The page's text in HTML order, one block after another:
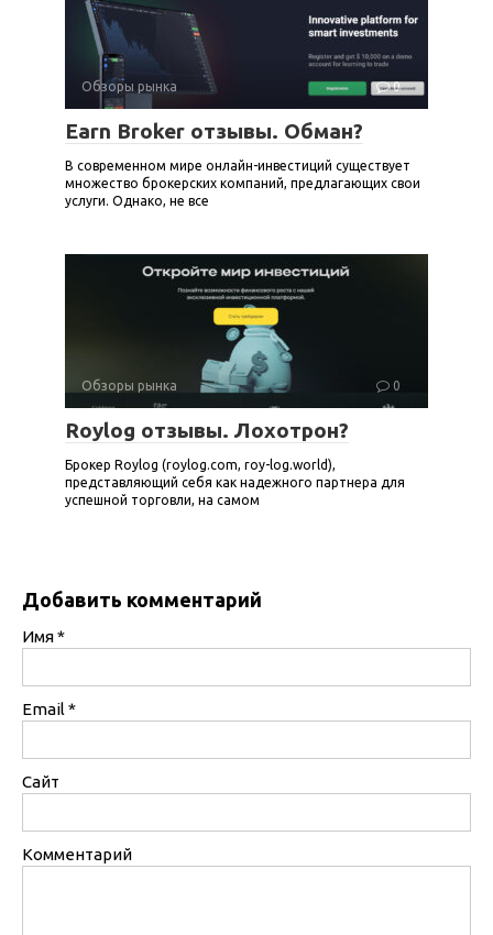
Обзоры рынка 0
Earn Broker отзывы. Обман?
В современном мире онлайн-инвестиций существует
множество брокерских компаний, предлагающих свои
услуги. Однако, не все
Обзоры рынка 0
Roylog отзывы. Лохотрон?
Брокер Roylog (roylog.com, roy-log.world),
представляющий себя как надежного партнера для
успешной торговли, на самом
Добавить комментарий
Имя*
Email *
Сайт
Комментарий